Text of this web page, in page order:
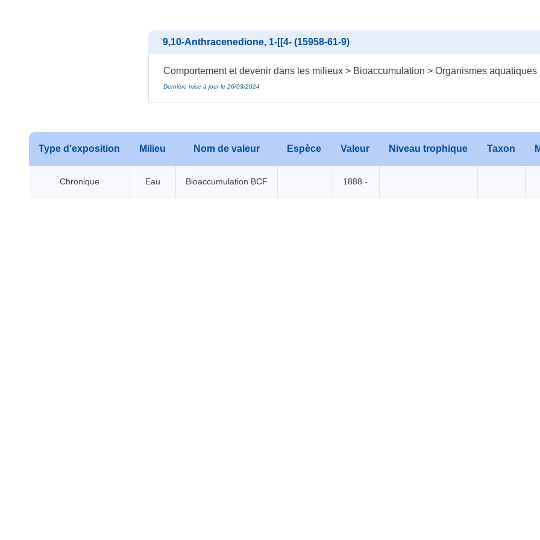
9,10-Anthracenedione, 1-[[4- (15958-61-9)
Comportement et devenir dans les milieux > Bioaccumulation > Organismes aquatiques
Dernière mise à jour le 26/03/2024
Type d'exposition Milieu Nom de valeur Espèce Valeur Niveau trophique Taxon
Chronique Eau Bioaccumulation BCF 1888 -